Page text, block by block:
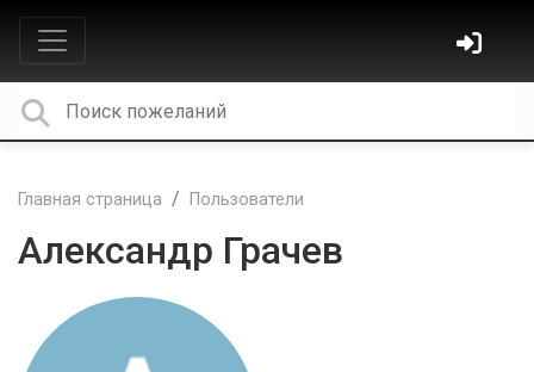
Главная страница Пользователи
Александр Грачев